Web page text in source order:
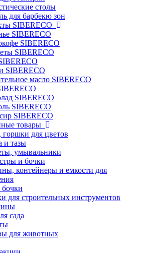
столы
для барбекю зон
SIBERECO
SIBERECO
SIBERECO
SIBERECO
SIBERECO
масло SIBERECO
SIBERECO
SIBERECO
SIBERECO
товары
горшки для цветов
и тазы
умывальники
и бочки
контейнеры и емкости для
бочки
для строительных инструментов
сада
для животных